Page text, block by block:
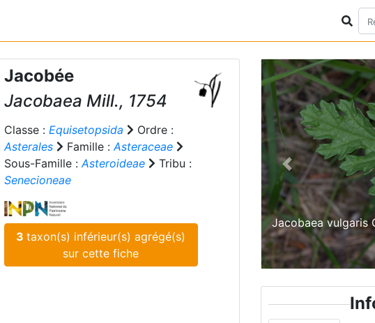
Jacobée
Jacobaea Mill., 1754
Classe : Equisetopsida
Ordre :
Asterales
Famille :Asteraceae
Sous-Famille :Asteroideae
Tribu :
Senecioneae
3taxon(s) inférieur(s) agrégé(s)
sur cette fiche
Jacobaea vulgaris
Previous